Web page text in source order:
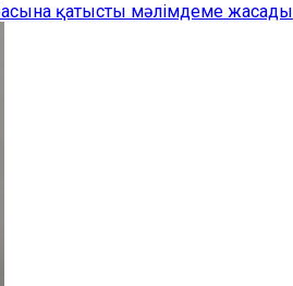
қатысты мәлімдеме жасады